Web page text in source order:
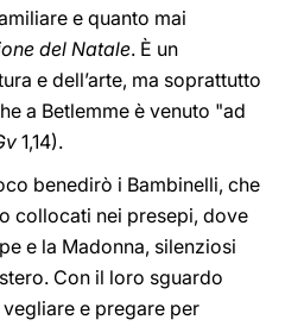
e quanto mai
del Natale. È un
e dell’arte, ma soprattutto
a Betlemme è venuto "ad
1,14).
benedirò i Bambinelli, che
collocati nei presepi, dove
e la Madonna, silenziosi
Con il loro sguardo
e pregare per